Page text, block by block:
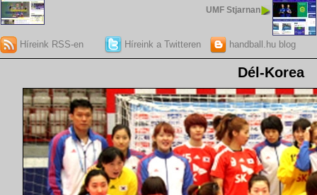
UMF Stjarnan
Híreink RSS-en Híreink a Twitteren handball.hu blog
Dél-Korea